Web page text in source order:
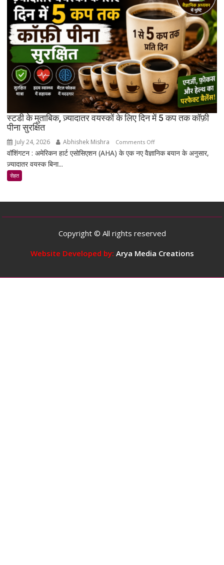
है
जो
बढ़ने
के
साथ
मांसपेशियों
की
मरम्मत
को
बेहतर
है
स्टडी के मुताबिक, ज़्यादातर वयस्कों के लिए दिन में 5 कप तक कॉफ़ी
पीना सुरक्षित
July 24, 2026 Abhishek Mishra Comments Offon
स्टडी
लिए
5
वॉशिंगटन : अमेरिकन हार्ट एसोसिएशन (AHA) के एक नए वैज्ञानिक बयान के अनुसार,
ज़्यादातर वयस्क बिना...
सेहत
Copyright © All rights reserved
Website Developed by: Arya Media Creations